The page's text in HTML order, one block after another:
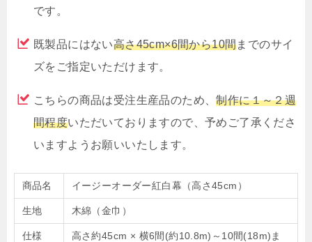
です。
既製品にはない高さ45cm×6間から10間までのサイ
ズをご指定いただけます。
こちらの商品は受注生産品のため、制作に１～２週
間程度いただいておりますので、予めご了承くださ
いますようお願いいたします。
商品名 イージーオーダー紅白幕（高さ45cm）
生地 木綿（金巾）
仕様
高さ約45cm × 横6間(約10.8m)～10間(18m)ま